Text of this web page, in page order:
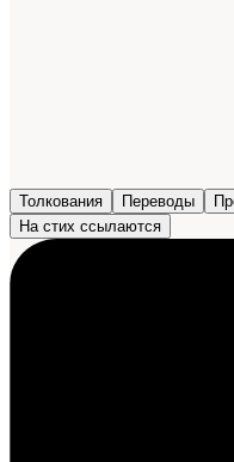
Толкования Переводы
На стих ссылаются